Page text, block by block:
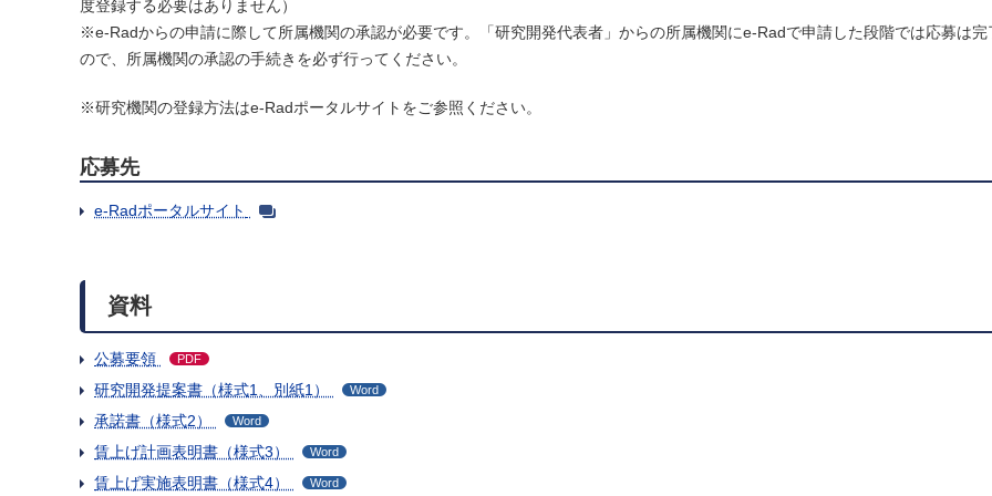
度登録する必要はありません）
※e-Radからの申請に際して所属機関の承認が必要です。「研究開発代表者」からの所属機関にe-Radで申請した段階では応募は完
ので、所属機関の承認の手続きを必ず行ってください。
※研究機関の登録方法はe-Radポータルサイトをご参照ください。
応募先
e-Radポータルサイト
資料
公募要領 PDF
研究開発提案書（様式1、別紙1） Word
承諾書（様式2） Word
賃上げ計画表明書（様式3） Word
賃上げ実施表明書（様式4） Word